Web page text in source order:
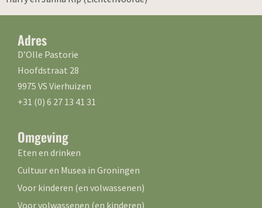
Adres
D’Olle Pastorie
Hoofdstraat 28
9975 VS Vierhuizen
+31 (0) 6 27 13 41 31
Omgeving
Eten en drinken
Cultuur en Musea in Groningen
Voor kinderen (en volwassenen)
Voor volwassenen (en kinderen)